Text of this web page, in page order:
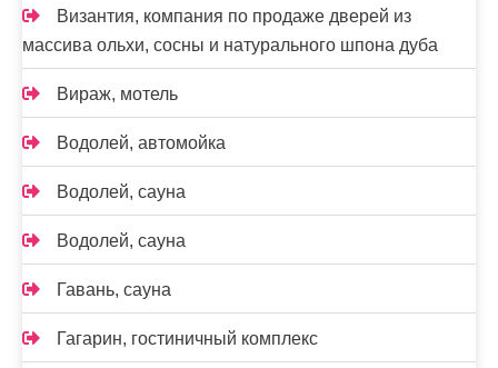
Византия, компания по продаже дверей из
массива ольхи, сосны и натурального шпона дуба
Вираж, мотель
Водолей, автомойка
Водолей, сауна
Водолей, сауна
Гавань, сауна
Гагарин, гостиничный комплекс